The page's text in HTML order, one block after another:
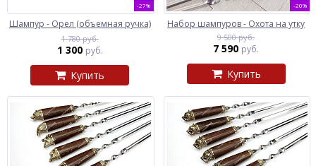
-27%
Шампур - Орел (объемная ручка)
1 780 руб.
1 300 руб.
Купить
-20%
Набор шампуров - Охота на утку
9 500 руб.
7 590 руб.
Купить